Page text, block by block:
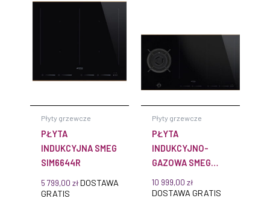
Płyty grzewcze
PŁYTA
INDUKCYJNA SMEG
SIM6644R
5 799,00 zł DOSTAWA
GRATIS
Płyty grzewcze
PŁYTA
INDUKCYJNO-
GAZOWA SMEG
PM6912WLDR
10 999,00 zł
DOSTAWA GRATIS